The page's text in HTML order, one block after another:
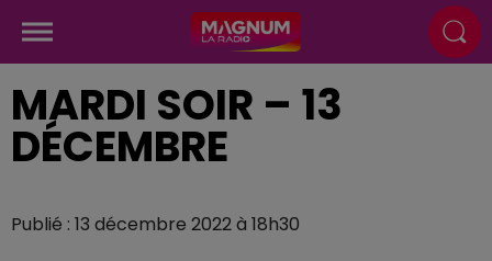
MARDI SOIR – 13
DÉCEMBRE
Publié : 13 décembre 2022 à 18h30